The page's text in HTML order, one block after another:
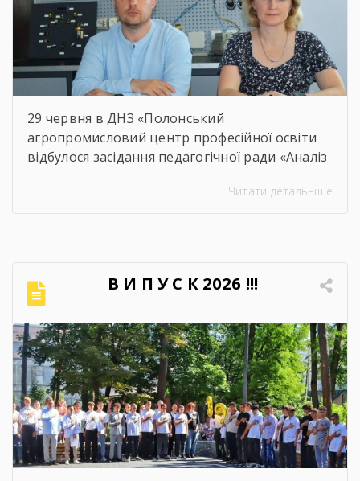
29 червня в ДНЗ «Полонський
агропромисловий центр професійної освіти
відбулося засідання педагогічної ради «Аналіз
рік». Метою проведення засідання було
навчальних досягнень студентів,
ефективність роботи педагогічного
колективу, стан виховної та методичної
роботи. Дякуємо всім […]
Читати детальніше
В И П У С К 2026 !!!